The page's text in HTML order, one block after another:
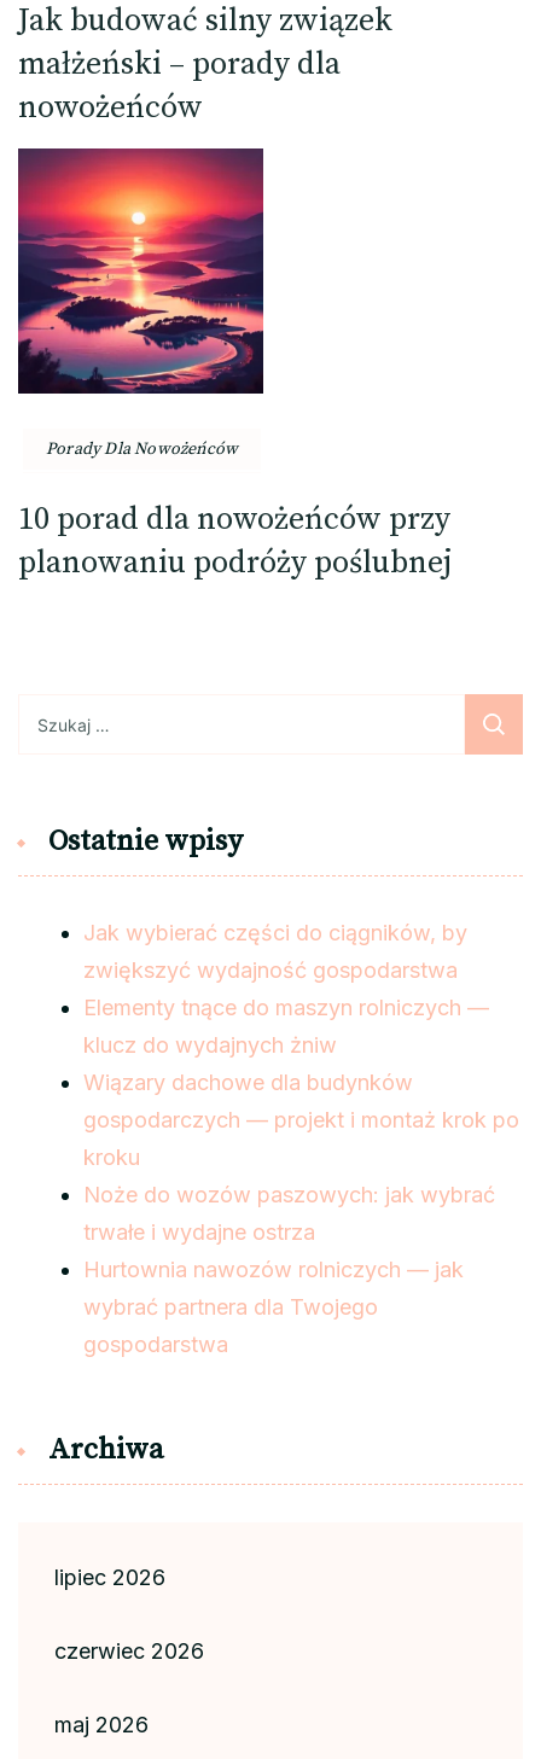
Jak budować silny związek
małżeński – porady dla
nowożeńców
Porady Dla Nowożeńców
10 porad dla nowożeńców przy
planowaniu podróży poślubnej
Ostatnie wpisy
Jak wybierać części do ciągników, by
zwiększyć wydajność gospodarstwa
Elementy tnące do maszyn rolniczych —
klucz do wydajnych żniw
Wiązary dachowe dla budynków
gospodarczych — projekt i montaż krok po
kroku
Noże do wozów paszowych: jak wybrać
trwałe i wydajne ostrza
Hurtownia nawozów rolniczych — jak
wybrać partnera dla Twojego
gospodarstwa
Archiwa
lipiec 2026
czerwiec 2026
maj 2026